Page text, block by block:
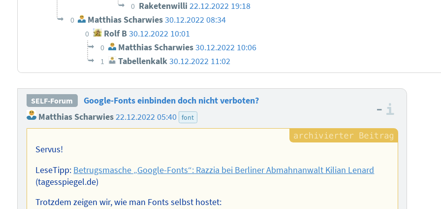
0 Raketenwilli 22.12.2022 19:18
0 Matthias Scharwies30.12.2022 08:34
0 Rolf B30.12.2022 10:01
0 Matthias Scharwies30.12.2022 10:06
1 Tabellenkalk30.12.2022 11:02
SELF-Forum
Google-Fonts einbinden doch nicht verboten?
Matthias Scharwies22.12.2022 05:40 font
–
Servus!
LeseTipp: Betrugsmasche „Google-Fonts“: Razzia bei Berliner Abmahnanwalt Kilian Lenard
(tagesspiegel.de)
Trotzdem zeigen wir, wie man Fonts selbst hostet: